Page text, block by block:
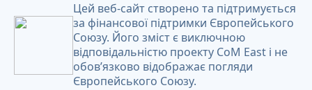
Цей веб-сайт створено та підтримується
за фінансової підтримки Європейського
Союзу. Його зміст є виключною
відповідальністю проекту CoM East і не
обов’язково відображає погляди
Європейського Союзу.